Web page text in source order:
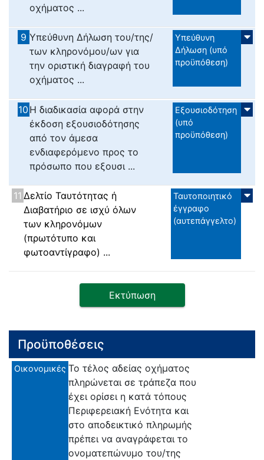
οχήματος ...
9 Υπεύθυνη Δήλωση του/της/
των κληρονόμου/ων για
την οριστική διαγραφή του
οχήματος ...
Υπεύθυνη
Δήλωση (υπό
προϋπόθεση)
10 Η διαδικασία αφορά στην
έκδοση εξουσιοδότησης
από τον άμεσα
ενδιαφερόμενο προς το
πρόσωπο που εξουσι ...
Εξουσιοδότηση
(υπό
προϋπόθεση)
11 Δελτίο Ταυτότητας ή
Διαβατήριο σε ισχύ όλων
των κληρονόμων
(πρωτότυπο και
φωτοαντίγραφο) ...
Ταυτοποιητικό
έγγραφο
(αυτεπάγγελτο)
Εκτύπωση
Προϋποθέσεις
Οικονομικές Το τέλος αδείας οχήματος
πληρώνεται σε τράπεζα που
έχει ορίσει η κατά τόπους
Περιφερειακή Ενότητα και
στο αποδεικτικό πληρωμής
πρέπει να αναγράφεται το
ονοματεπώνυμο του/της